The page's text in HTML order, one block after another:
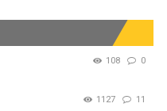
108 0
1127 11